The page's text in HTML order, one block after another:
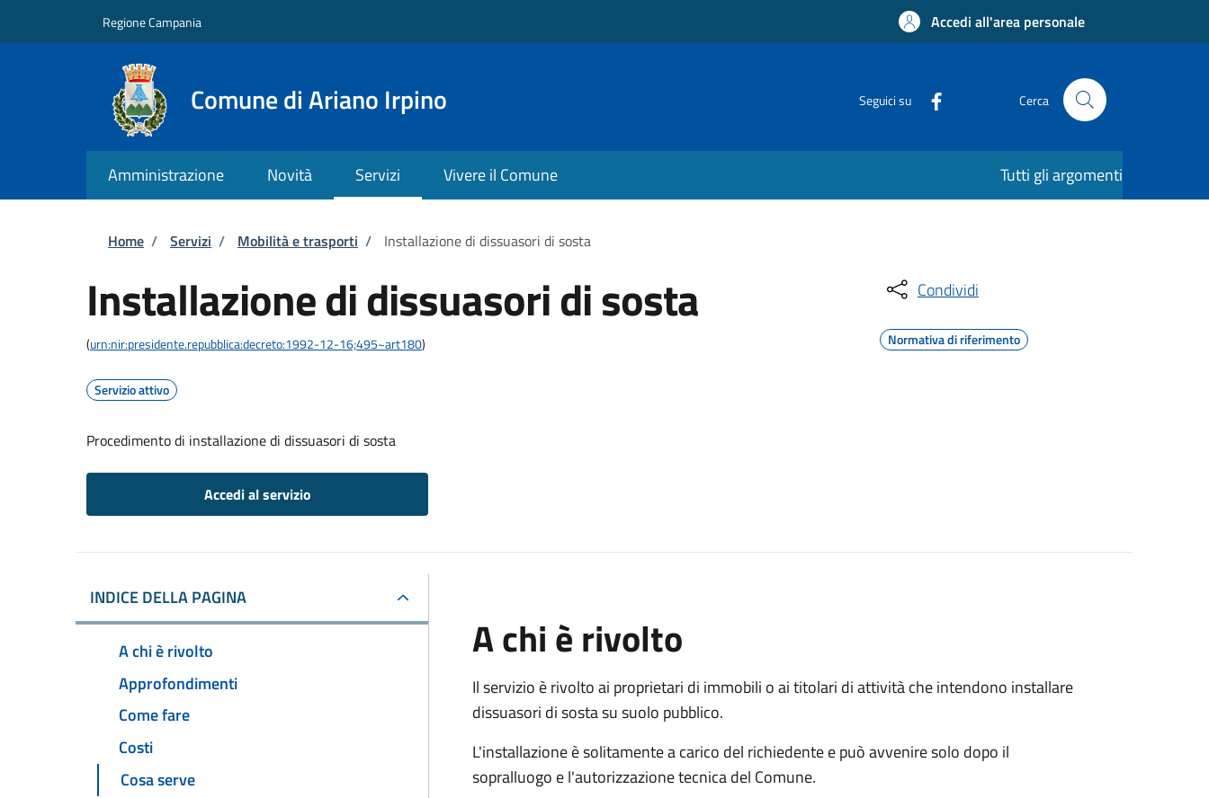
Regione Campania Accedi all'area personale
Comune di Ariano Irpino Seguici su Cerca
Amministrazione Novità Servizi Vivere il Comune Tutti gli argomenti
Briciole di pane
Home / Servizi / Mobilità e trasporti / Installazione di dissuasori di sosta
Installazione di dissuasori di sosta
(urn:nir:presidente.repubblica:decreto:1992-12-16;495~art180)
Servizio attivo
Procedimento di installazione di dissuasori di sosta
Accedi al servizio
Condividi
Normativa di riferimento
INDICE DELLA PAGINA
A chi è rivolto
Approfondimenti
Come fare
Costi
Cosa serve
A chi è rivolto
Il servizio è rivolto ai proprietari di immobili o ai titolari di attività che intendono installare
dissuasori di sosta su suolo pubblico.
L'installazione è solitamente a carico del richiedente e può avvenire solo dopo il
sopralluogo e l'autorizzazione tecnica del Comune.